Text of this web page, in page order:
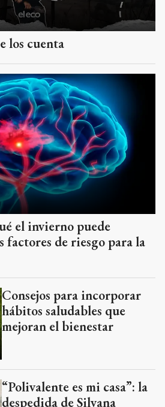
los cuenta
el invierno puede
factores de riesgo para la
Consejos para incorporar
hábitos saludables que
mejoran el bienestar
“Polivalente es mi casa”: la
despedida de Silvana